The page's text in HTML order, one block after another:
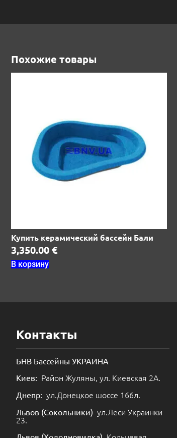
Похожие товары
Купить керамический бассейн Бали
3,350.00 €
В корзину
Контакты
БНВ Бассейны УКРАИНА
Киев: Район Жуляны, ул. Киевская 2А.
Днепр: ул.Донецкое шоссе 166л.
Львов (Сокольники) ул.Леси Украинки
23.